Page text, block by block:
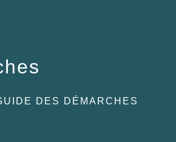
DES DÉMARCHES